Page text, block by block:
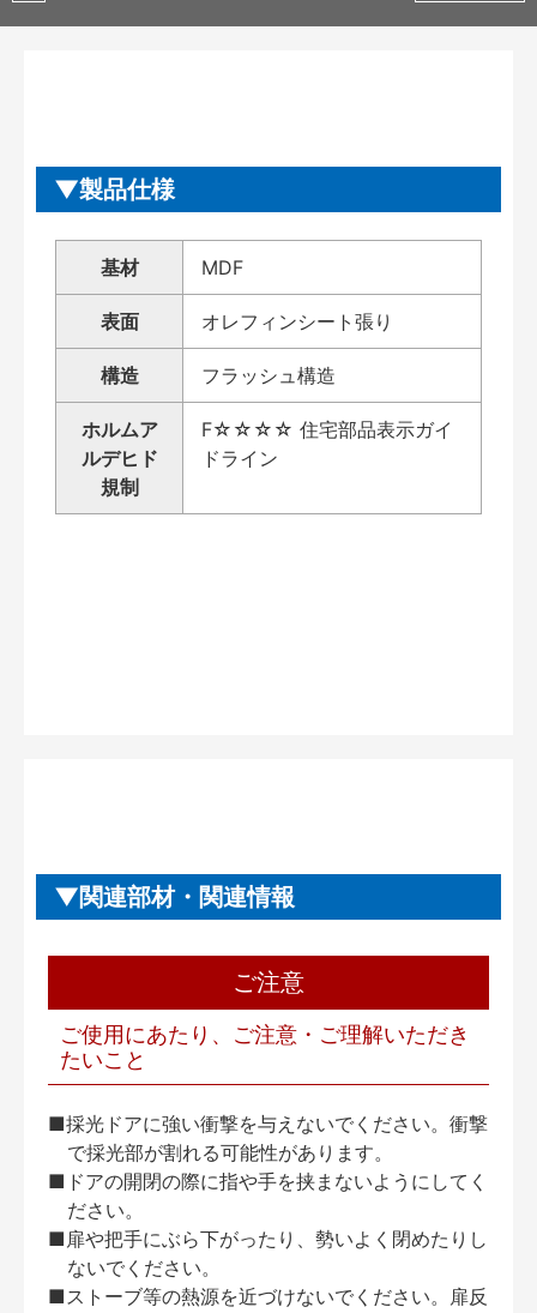
製品仕様
基材 MDF
表面 オレフィンシート張り
構造 フラッシュ構造
ホルムア
ルデヒド
規制
F☆☆☆☆ 住宅部品表示ガイ
ドライン
関連部材・関連情報
ご注意
ご使用にあたり、ご注意・ご理解いただき
たいこと
■採光ドアに強い衝撃を与えないでください。衝撃
で採光部が割れる可能性があります。
■ドアの開閉の際に指や手を挟まないようにしてく
ださい。
■扉や把手にぶら下がったり、勢いよく閉めたりし
ないでください。
■ストーブ等の熱源を近づけないでください。扉反